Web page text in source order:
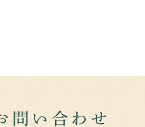
問い合わせ